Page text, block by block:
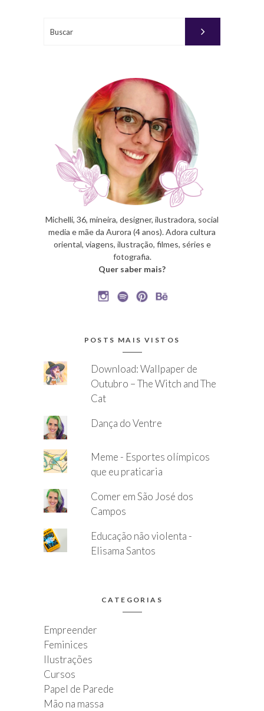
POR
Michelli, 36, mineira, designer, ilustradora, social
media e mãe da Aurora (4 anos). Adora cultura
oriental, viagens, ilustração, filmes, séries e
fotografia.
Quer saber mais?
POSTS MAIS VISTOS
Download: Wallpaper de
Outubro – The Witch and The
Cat
Dança do Ventre
Meme - Esportes olímpicos
que eu praticaria
Comer em São José dos
Campos
Educação não violenta -
Elisama Santos
CATEGORIAS
Empreender
Feminices
Ilustrações
Cursos
Papel de Parede
Mão na massa